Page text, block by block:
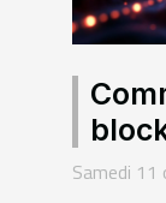
elle
Samedi